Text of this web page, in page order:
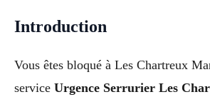
Introduction
Vous êtes bloqué à Les Chartreux
service Urgence Serrurier Les